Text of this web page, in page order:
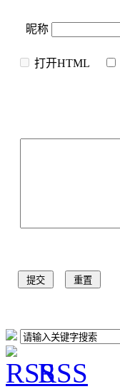
昵称
打开HTML
RSS